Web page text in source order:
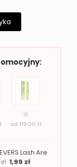
od 119,00 zł
Lash Are
zł 1,99 zł